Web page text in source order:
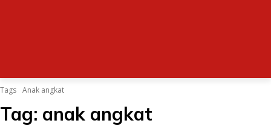
Tags Anak angkat
Tag: anak angkat